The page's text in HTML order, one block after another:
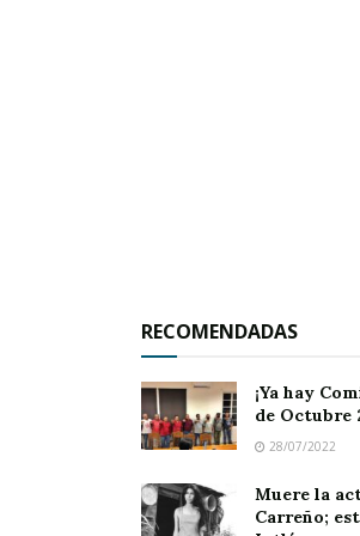
RECOMENDADAS
¡Ya hay
de Octubre
28/07/2022
Muere la
Carreño;